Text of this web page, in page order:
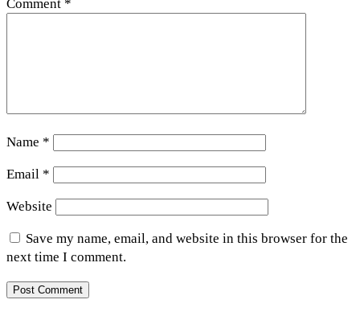
Comment *
Name *
Email *
Website
Save my name, email, and website in this browser for the
next time I comment.